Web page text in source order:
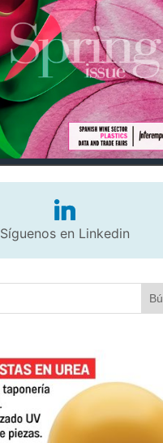
Síguenos en Linkedin